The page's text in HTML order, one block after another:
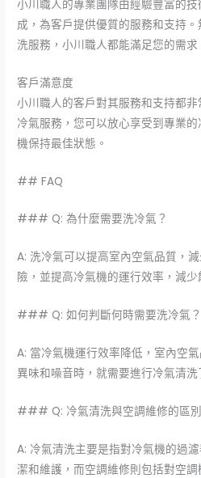
小川職人的專業團隊由經驗豐富的
成，為客戶提供優質的服務和支持
洗服務，小川職人都能滿足您的需求
客戶滿意度
小川職人的客戶對其服務和支持都
冷氣服務，您可以放心享受到專業
機保持最佳狀態。
## FAQ
### Q: 為什麼需要洗冷氣？
A: 洗冷氣可以提高室內空氣品質，
險，並提高冷氣機的運行效率，減少
### Q: 如何判斷何時需要洗冷氣？
A: 當冷氣機運行效率降低，室內空
異味和噪音時，就需要進行冷氣清洗
### Q: 冷氣清洗與空調維修的區別
A: 冷氣清洗主要是指對冷氣機的過
潔和維護，而空調維修則包括對空